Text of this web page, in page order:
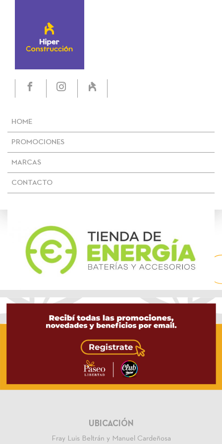
HOME
PROMOCIONES
MARCAS
CONTACTO
UBICACIÓN
Fray Luis Beltrán y Manuel Cardeñosa